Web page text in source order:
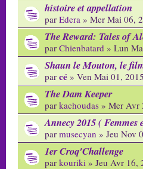
histoire et appellation
par Edera » Mer Mai 06,
The Reward: Tales of
par Chienbatard » Lun
Shaun le Mouton, le
par cé » Ven Mai 01,
The Dam Keeper
par kachoudas » Mer Avr
Annecy 2015 ( Femmes
par musecyan » Jeu Nov
1er Croq'Challenge
par kouriki » Jeu Avr 16,